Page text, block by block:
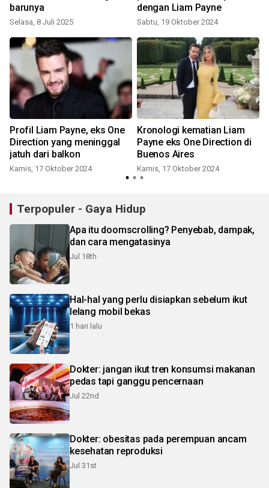
barunya
Selasa, 8 Juli 2025
dengan Liam Payne
Sabtu, 19 Oktober 2024
Profil Liam Payne, eks One
Direction yang meninggal
jatuh dari balkon
Kamis, 17 Oktober 2024
Kronologi kematian Liam
Payne eks One Direction di
Buenos Aires
Kamis, 17 Oktober 2024
Terpopuler - Gaya Hidup
Apa itu doomscrolling? Penyebab, dampak,
dan cara mengatasinya
Jul 18th
Hal-hal yang perlu disiapkan sebelum ikut
lelang mobil bekas
1 hari lalu
Dokter: jangan ikut tren konsumsi makanan
pedas tapi ganggu pencernaan
Jul 22nd
Dokter: obesitas pada perempuan ancam
kesehatan reproduksi
Jul 31st